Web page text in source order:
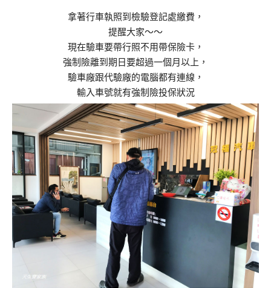
拿著行車執照到檢驗登記處繳費，
提醒大家～～
現在驗車要帶行照不用帶保險卡，
強制險離到期日要超過一個月以上，
驗車廠跟代驗廠的電腦都有連線，
輸入車號就有強制險投保狀況